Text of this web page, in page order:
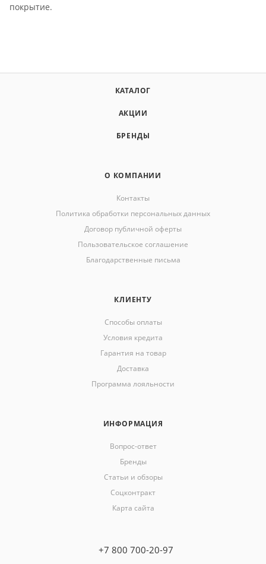
покрытие.
КАТАЛОГ
АКЦИИ
БРЕНДЫ
О КОМПАНИИ
Контакты
Политика обработки персональных данных
Договор публичной оферты
Пользовательское соглашение
Благодарственные письма
КЛИЕНТУ
Способы оплаты
Условия кредита
Гарантия на товар
Доставка
Программа лояльности
ИНФОРМАЦИЯ
Вопрос-ответ
Бренды
Статьи и обзоры
Соцконтракт
Карта сайта
+7 800 700-20-97